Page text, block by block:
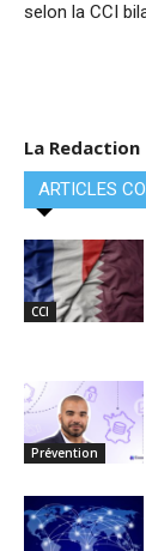
selon la CCI
La Redaction
ARTICLES
CCI
Prévention